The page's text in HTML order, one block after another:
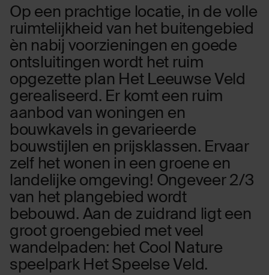
Op een prachtige locatie, in de volle
ruimtelijkheid van het buitengebied
èn nabij voorzieningen en goede
ontsluitingen wordt het ruim
opgezette plan Het Leeuwse Veld
gerealiseerd. Er komt een ruim
aanbod van woningen en
bouwkavels in gevarieerde
bouwstijlen en prijsklassen. Ervaar
zelf het wonen in een groene en
landelijke omgeving! Ongeveer 2/3
van het plangebied wordt
bebouwd. Aan de zuidrand ligt een
groot groengebied met veel
wandelpaden: het Cool Nature
speelpark Het Speelse Veld.